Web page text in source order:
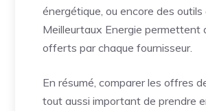
énergétique, ou encore des
Meilleurtaux Energie permettent
offerts par chaque fournisseur.
En résumé, comparer les offres
tout aussi important de prendre